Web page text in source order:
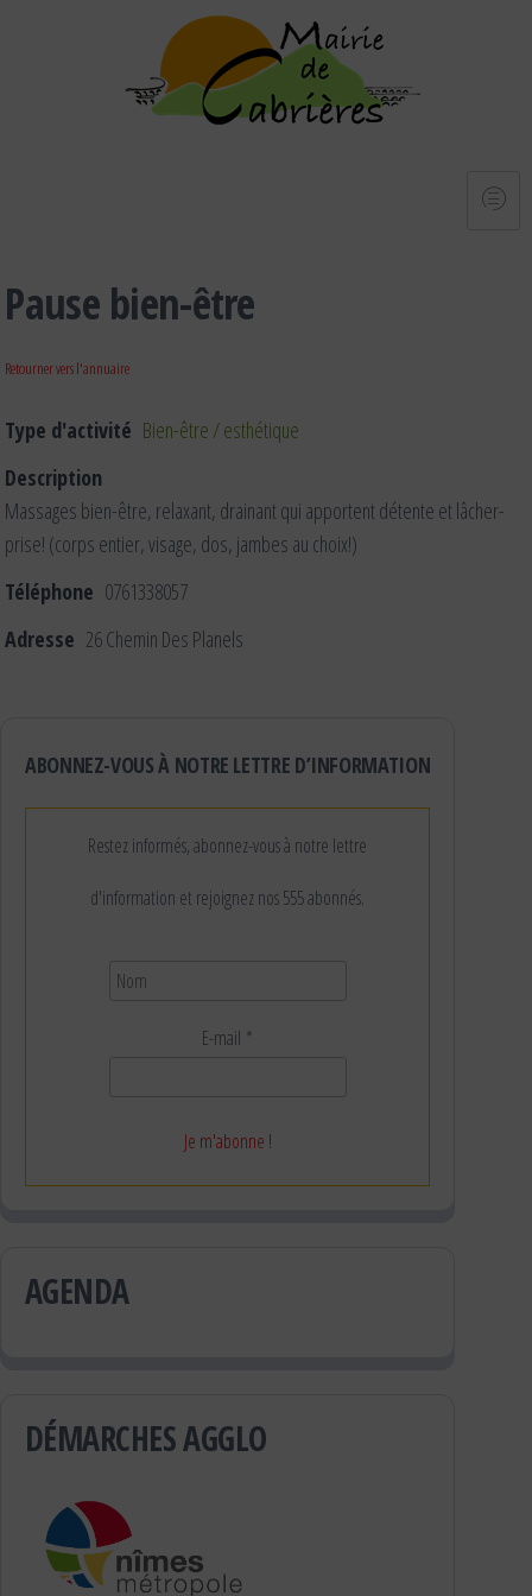
Pause bien-être
Retourner vers l'annuaire
Type d'activité Bien-être / esthétique
Description
Massages bien-être, relaxant, drainant qui apportent détente et lâcher-
prise! (corps entier, visage, dos, jambes au choix!)
Téléphone 0761338057
Adresse 26 Chemin Des Planels
ABONNEZ-VOUS À NOTRE LETTRE D’INFORMATION
Restez informés, abonnez-vous à notre lettre
d'information et rejoignez nos 555 abonnés.
E-mail *
AGENDA
DÉMARCHES AGGLO